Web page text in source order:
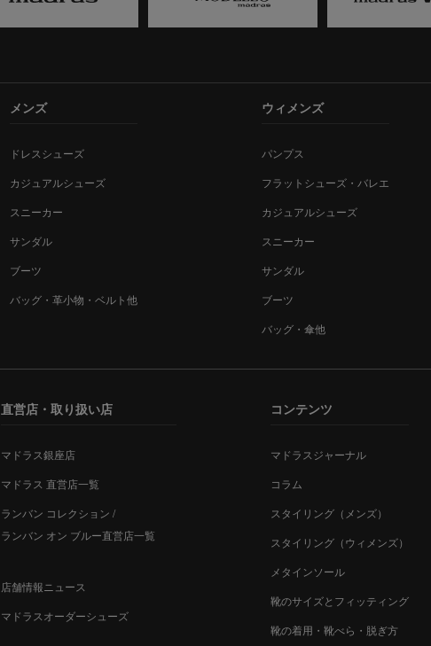
メンズ
ドレスシューズ
カジュアルシューズ
スニーカー
サンダル
ブーツ
バッグ・革小物・ベルト他
ウィメンズ
パンプス
フラットシューズ・バレエ
カジュアルシューズ
スニーカー
サンダル
ブーツ
バッグ・傘他
直営店・取り扱い店
マドラス銀座店
マドラス 直営店一覧
ランバン コレクション /
ランバン オン ブルー直営店一覧
店舗情報ニュース
マドラスオーダーシューズ
コンテンツ
マドラスジャーナル
コラム
スタイリング（メンズ）
スタイリング（ウィメンズ）
メタインソール
靴のサイズとフィッティング
靴の着用・靴べら・脱ぎ方